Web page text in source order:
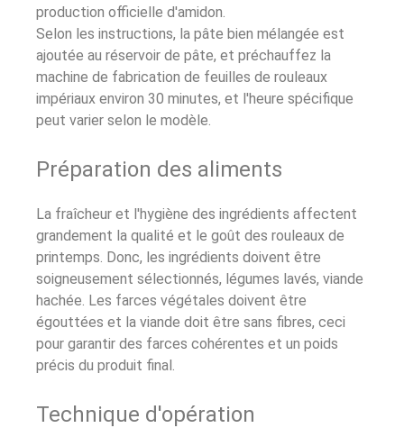
production officielle d'amidon.
Selon les instructions, la pâte bien mélangée est
ajoutée au réservoir de pâte, et préchauffez la
machine de fabrication de feuilles de rouleaux
impériaux environ 30 minutes, et l'heure spécifique
peut varier selon le modèle.
Préparation des aliments
La fraîcheur et l'hygiène des ingrédients affectent
grandement la qualité et le goût des rouleaux de
printemps. Donc, les ingrédients doivent être
soigneusement sélectionnés, légumes lavés, viande
hachée. Les farces végétales doivent être
égouttées et la viande doit être sans fibres, ceci
pour garantir des farces cohérentes et un poids
précis du produit final.
Technique d'opération